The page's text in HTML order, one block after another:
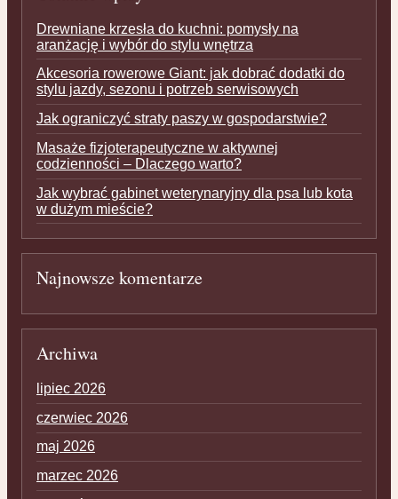
Drewniane krzesła do kuchni: pomysły na
aranżację i wybór do stylu wnętrza
Akcesoria rowerowe Giant: jak dobrać dodatki do
stylu jazdy, sezonu i potrzeb serwisowych
Jak ograniczyć straty paszy w gospodarstwie?
Masaże fizjoterapeutyczne w aktywnej
codzienności – Dlaczego warto?
Jak wybrać gabinet weterynaryjny dla psa lub kota
w dużym mieście?
Najnowsze komentarze
Archiwa
lipiec 2026
czerwiec 2026
maj 2026
marzec 2026